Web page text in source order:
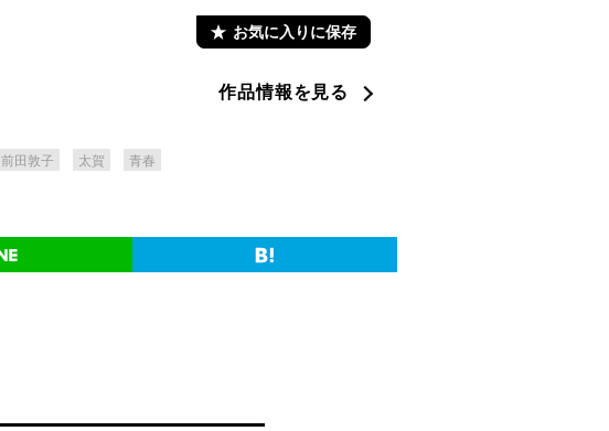
お気に入りに保存
前田敦子 太賀 青春
作品情報を見る